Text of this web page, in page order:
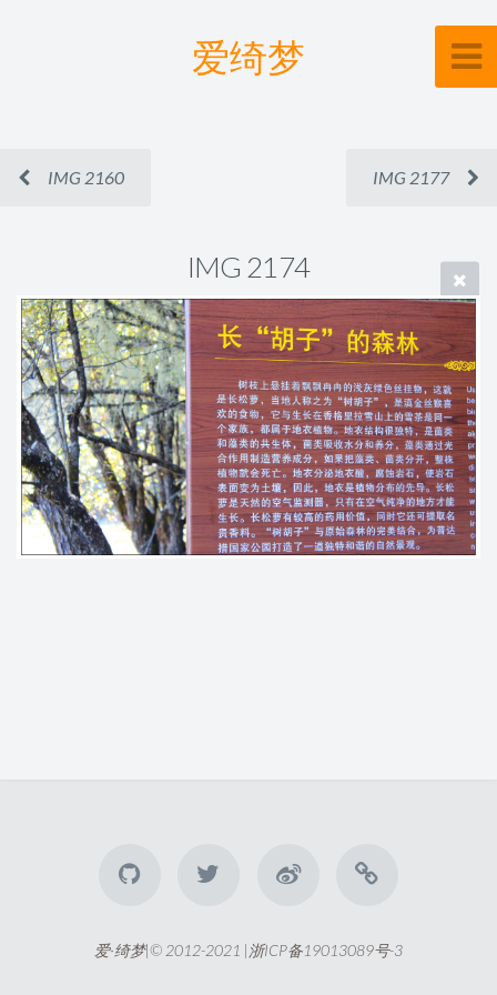
爱绮梦
IMG 2160 IMG 2177
IMG 2174
爱·绮梦|© 2012-2021 | 浙ICP备19013089号-3